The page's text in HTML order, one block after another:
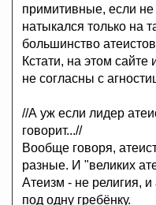
примитивные, если не
натыкался только на
большинство
Кстати, на этом
не согласны с
//А уж если лидер
говорит...//
Вообще говоря,
разные. И "великих
Атеизм - не религия, и
под одну гребёнку.